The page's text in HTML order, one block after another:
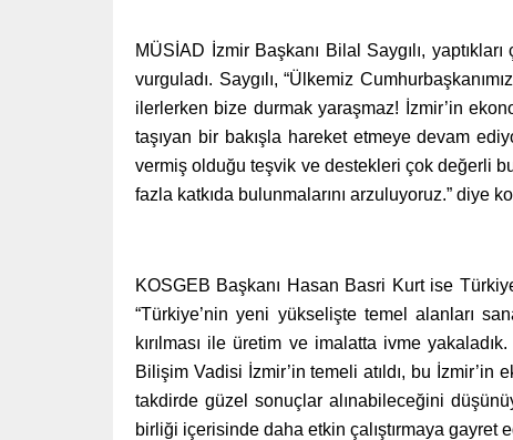
MÜSİAD İzmir Başkanı Bilal Saygılı,
vurguladı. Saygılı, “Ülkemiz
ilerlerken bize durmak yaraşmaz! İzmir’in
taşıyan bir bakışla hareket etmeye devam
vermiş olduğu teşvik ve destekleri çok değerli
fazla katkıda bulunmalarını arzuluyoruz.” diye
KOSGEB Başkanı Hasan Basri Kurt ise
“Türkiye’nin yeni yükselişte temel alanları
kırılması ile üretim ve imalatta ivme
Bilişim Vadisi İzmir’in temeli atıldı, bu İzmir’in
takdirde güzel sonuçlar alınabileceğini
birliği içerisinde daha etkin çalıştırmaya gayret